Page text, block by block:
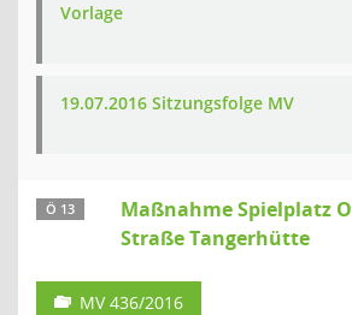
Vorlage
19.07.2016 Sitzungsfolge MV
Ö 13
Maßnahme Spielplatz
Straße Tangerhütte
MV 436/2016